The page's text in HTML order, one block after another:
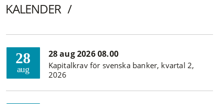
KALENDER
28
aug
28 aug 2026 08.00
Kapitalkrav för svenska banker, kvartal 2,
2026